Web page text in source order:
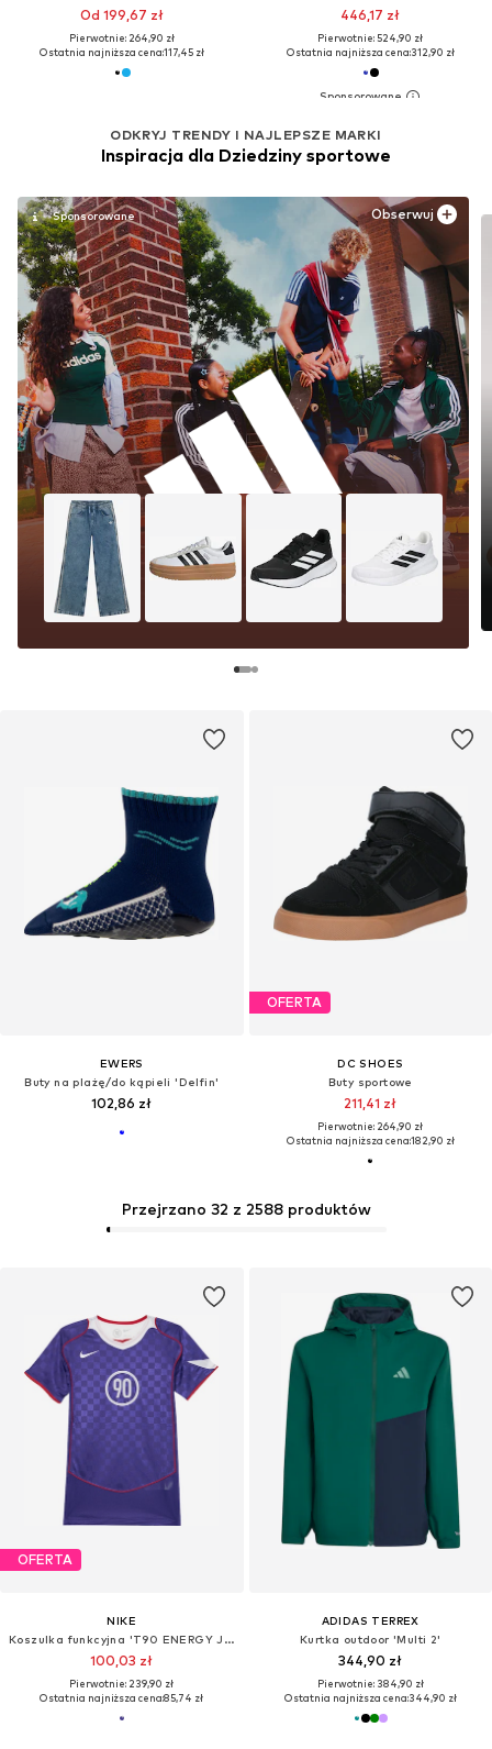
Od 199,67 zł
Pierwotnie: 264,90 zł
Ostatnia najniższa cena:117,45 zł
446,17 zł
Pierwotnie: 524,90 zł
Ostatnia najniższa cena:312,90 zł
ODKRYJ TRENDY I NAJLEPSZE MARKI
Inspiracja dla Dziedziny sportowe
Obserwuj
EWERS
Buty na plażę/do kąpieli 'Delfin'
102,86 zł
OFERTA
DC SHOES
Buty sportowe
211,41 zł
Pierwotnie: 264,90 zł
Ostatnia najniższa cena:182,90 zł
OFERTA
NIKE
Koszulka funkcyjna 'T90 ENERGY JSY 2'
100,03 zł
Pierwotnie: 239,90 zł
Ostatnia najniższa cena:85,74 zł
Przejrzano 32 z 2588 produktów
ADIDAS TERREX
Kurtka outdoor 'Multi 2'
344,90 zł
Pierwotnie: 384,90 zł
Ostatnia najniższa cena:344,90 zł